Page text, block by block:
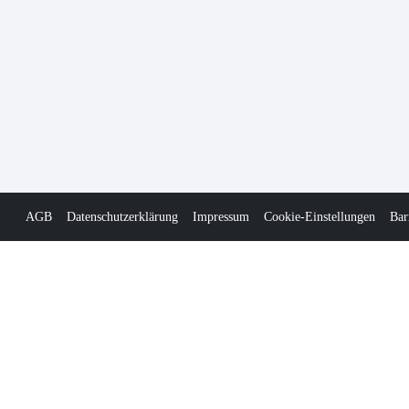
AGB Datenschutzerklärung Impressum Cookie-Einstellungen